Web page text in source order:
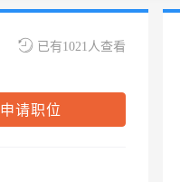
已有1021人查看
申请职位